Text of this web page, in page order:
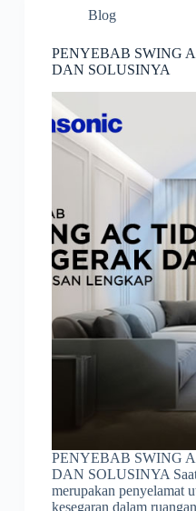
Blog
PENYEBAB SWING
DAN SOLUSINYA
PENYEBAB SWING
DAN SOLUSINYA
merupakan penyelamat
kesegaran dalam